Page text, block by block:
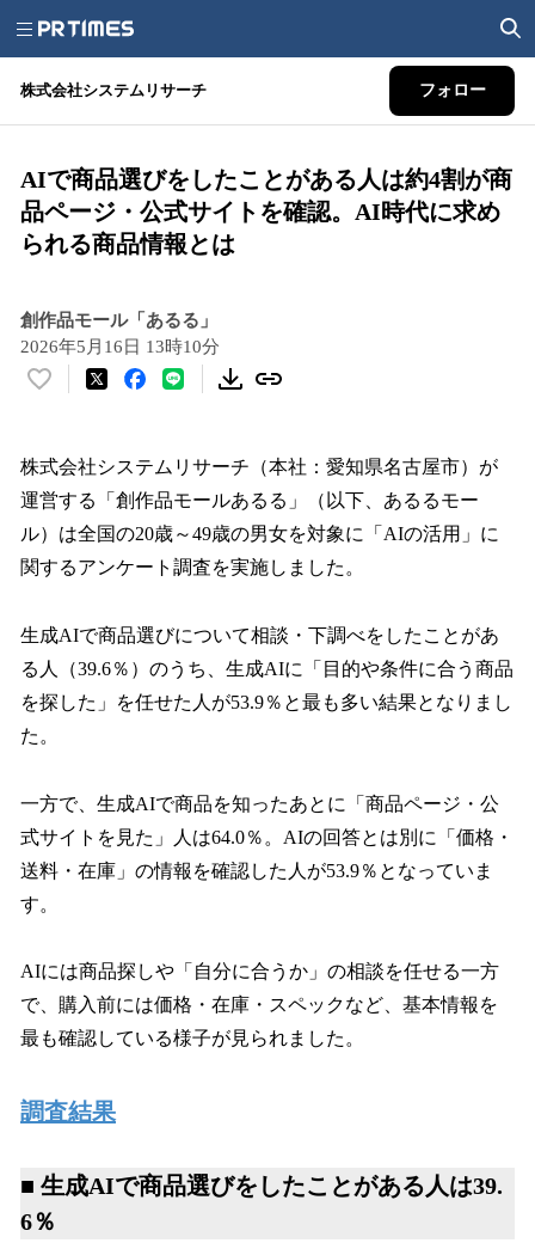
株式会社システムリサーチ フォロー
AIで商品選びをしたことがある人は約4割が商
品ページ・公式サイトを確認。AI時代に求め
られる商品情報とは
創作品モール「あるる」
2026年5月16日 13時10分
い
！
数
を
読
み
中
で
す
株式会社システムリサーチ（本社：愛知県名古屋市）が
運営する「創作品モールあるる」（以下、あるるモー
ル）は全国の20歳～49歳の男女を対象に「AIの活用」に
関するアンケート調査を実施しました。
生成AIで商品選びについて相談・下調べをしたことがあ
る人（39.6％）のうち、生成AIに「目的や条件に合う商品
を探した」を任せた人が53.9％と最も多い結果となりまし
た。
一方で、生成AIで商品を知ったあとに「商品ページ・公
式サイトを見た」人は64.0％。AIの回答とは別に「価格・
送料・在庫」の情報を確認した人が53.9％となっていま
す。
AIには商品探しや「自分に合うか」の相談を任せる一方
で、購入前には価格・在庫・スペックなど、基本情報を
最も確認している様子が見られました。
調査結果
■ 生成AIで商品選びをしたことがある人は39.
6％